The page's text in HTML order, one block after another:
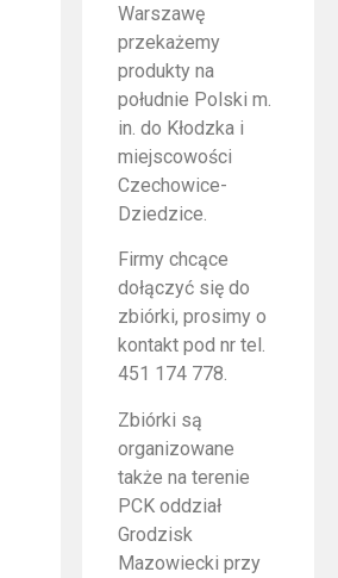
Warszawę
przekażemy
produkty na
południe Polski m.
in. do Kłodzka i
miejscowości
Czechowice-
Dziedzice.
Firmy chcące
dołączyć się do
zbiórki, prosimy o
kontakt pod nr tel.
451 174 778.
Zbiórki są
organizowane
także na terenie
PCK oddział
Grodzisk
Mazowiecki przy